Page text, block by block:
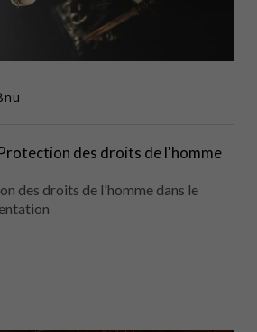
des droits de l'homme
des droits de l'homme dans le